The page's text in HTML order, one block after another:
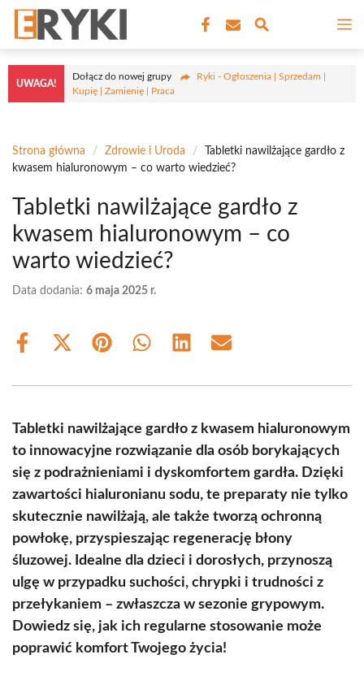
Przejdź
treści
UWAGA!
Dołącz do nowej grupy
Ryki - Ogłoszenia | Sprzedam |
Kupię | Zamienię | Praca
Strona główna / Zdrowie i Uroda /
Tabletki nawilżające gardło z
kwasem hialuronowym – co warto wiedzieć?
Tabletki nawilżające gardło z
kwasem hialuronowym – co
warto wiedzieć?
Data dodania: 6 maja 2025 r.
Share
Share
(Twitter)
Share Share Share Share
Tabletki nawilżające gardło z kwasem hialuronowym
to innowacyjne rozwiązanie dla osób borykających
się z podrażnieniami i dyskomfortem gardła. Dzięki
zawartości hialuronianu sodu, te preparaty nie tylko
skutecznie nawilżają, ale także tworzą ochronną
powłokę, przyspieszając regenerację błony
śluzowej. Idealne dla dzieci i dorosłych, przynoszą
ulgę w przypadku suchości, chrypki i trudności z
przełykaniem – zwłaszcza w sezonie grypowym.
Dowiedz się, jak ich regularne stosowanie może
poprawić komfort Twojego życia!